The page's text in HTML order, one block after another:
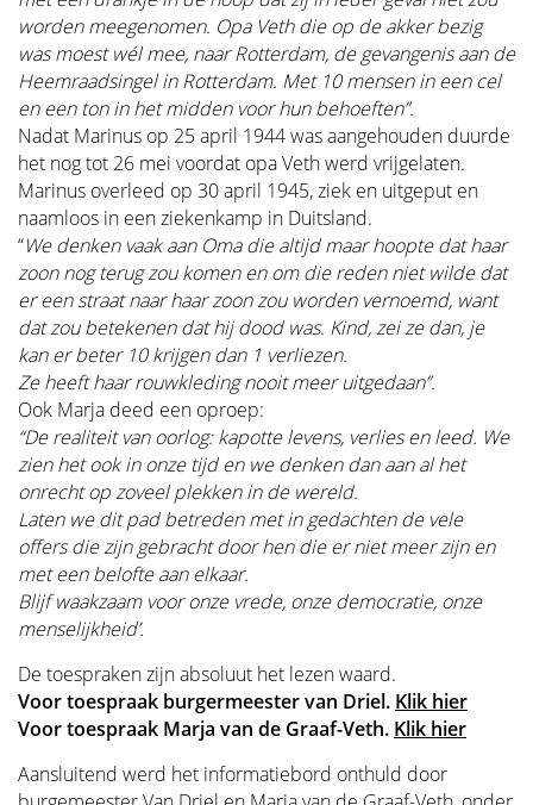
worden meegenomen. Opa Veth die op de akker bezig
was moest wél mee, naar Rotterdam, de gevangenis aan de
Heemraadsingel in Rotterdam. Met 10 mensen in een cel
en een ton in het midden voor hun behoeften”.
Nadat Marinus op 25 april 1944 was aangehouden duurde
het nog tot 26 mei voordat opa Veth werd vrijgelaten.
Marinus overleed op 30 april 1945, ziek en uitgeput en
naamloos in een ziekenkamp in Duitsland.
“We denken vaak aan Oma die altijd maar hoopte dat haar
zoon nog terug zou komen en om die reden niet wilde dat
er een straat naar haar zoon zou worden vernoemd, want
dat zou betekenen dat hij dood was. Kind, zei ze dan, je
kan er beter 10 krijgen dan 1 verliezen.
Ze heeft haar rouwkleding nooit meer uitgedaan”.
Ook Marja deed een oproep:
“De realiteit van oorlog: kapotte levens, verlies en leed. We
zien het ook in onze tijd en we denken dan aan al het
onrecht op zoveel plekken in de wereld.
Laten we dit pad betreden met in gedachten de vele
offers die zijn gebracht door hen die er niet meer zijn en
met een belofte aan elkaar.
Blijf waakzaam voor onze vrede, onze democratie, onze
menselijkheid’.
De toespraken zijn absoluut het lezen waard.
Voor toespraak burgermeester van Driel. Klik hier
Voor toespraak Marja van de Graaf-Veth. Klik hier
Aansluitend werd het informatiebord onthuld door